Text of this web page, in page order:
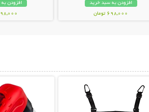
افزودن به سبد خرید
698,000 تومان
افزودن
498,000